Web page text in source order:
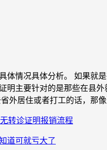
体情况具体分析。 如果就
明主要针对的是那些在县
外居住或者打工的话，那
无转诊证明报销流程